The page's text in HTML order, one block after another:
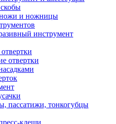
и ножницы
инструмент
отвертки
пассатижи, тонкогубцы
клещи